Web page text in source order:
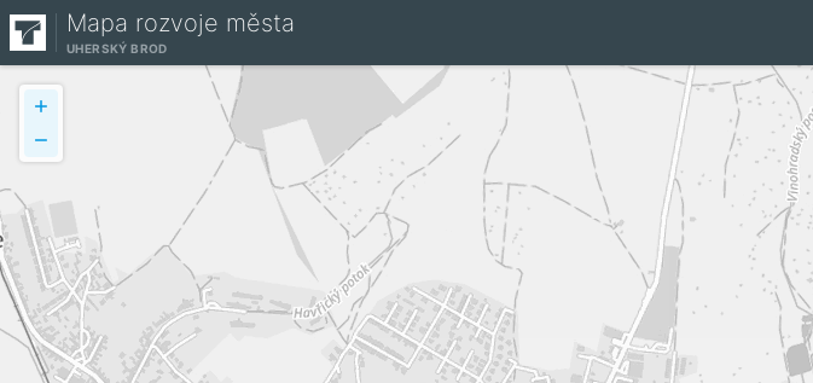
Mapa rozvoje města
UHERSKÝ BROD